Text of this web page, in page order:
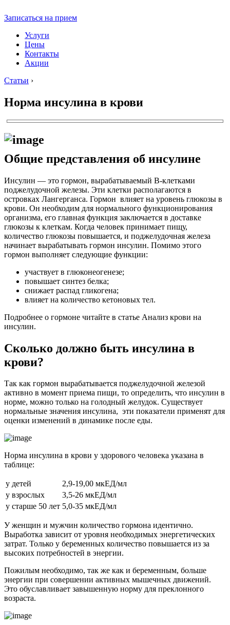
Записаться на прием
Услуги
Цены
Контакты
Акции
Статьи ›
Норма инсулина в крови
Общие представления об инсулине
Инсулин — это гормон, вырабатываемый В-клетками
поджелудочной железы. Эти клетки располагаются в
островках Лангерганса. Гормон влияет на уровень глюкозы в
крови. Он необходим для нормального функционирования
организма, его главная функция заключается в доставке
глюкозы к клеткам. Когда человек принимает пищу,
количество глюкозы повышается, и поджелудочная железа
начинает вырабатывать гормон инсулин. Помимо этого
гормон выполняет следующие функции:
участвует в глюконеогенезе;
повышает синтез белка;
снижает распад гликогена;
влияет на количество кетоновых тел.
Подробнее о гормоне читайте в статье Анализ крови на
инсулин.
Сколько должно быть инсулина в
крови?
Так как гормон вырабатывается поджелудочной железой
активно в момент приема пищи, то определить, что инсулин в
норме, можно только на голодный желудок. Существует
нормальные значения инсулина, эти показатели применят для
оценки изменений в динамике после еды.
Норма инсулина в крови у здорового человека указана в
таблице:
у детей
2,9-19,00 мкЕД/мл
у взрослых
3,5-26 мкЕД/мл
у старше 50 лет 5,0-35 мкЕД/мл
У женщин и мужчин количество гормона идентично.
Выработка зависит от уровня необходимых энергетических
затрат. Только у беременных количество повышается из за
высоких потребностей в энергии.
Пожилым необходимо, так же как и беременным, больше
энергии при совершении активных мышечных движений.
Это обуславливает завышенную норму для преклонного
возраста.